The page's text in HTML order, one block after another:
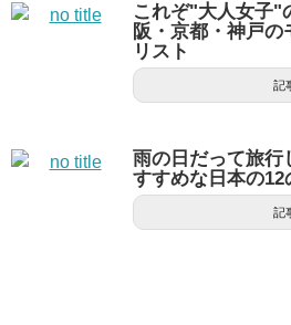
これぞ"大人女子"
阪・京都・神戸
リスト
記
雨の日だって旅行
すすめな日本の12
記